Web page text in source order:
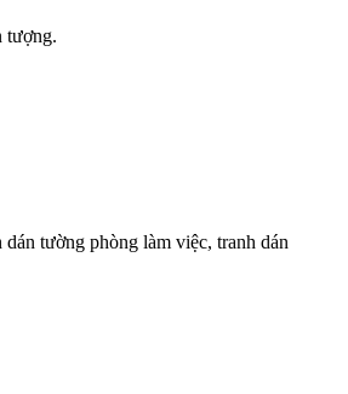
tượng.
tường phòng làm việc, tranh dán